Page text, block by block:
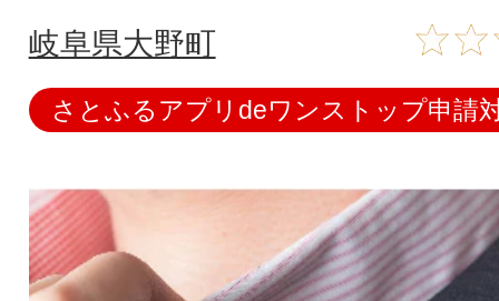
岐阜県大野町
さとふるアプリdeワンストップ申請